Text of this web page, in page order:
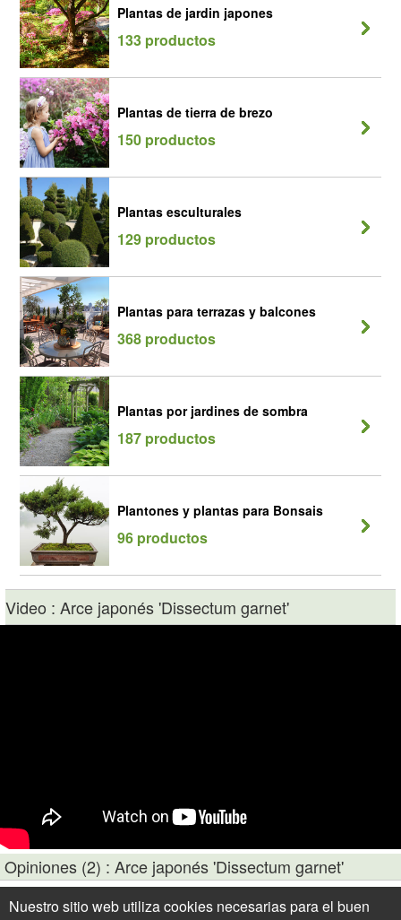
Plantas de jardin japones
133 productos
Plantas de tierra de brezo
150 productos
Plantas esculturales
129 productos
Plantas para terrazas y balcones
368 productos
Plantas por jardines de sombra
187 productos
Plantones y plantas para Bonsais
96 productos
Video : Arce japonés 'Dissectum garnet'
Opiniones (2) : Arce japonés 'Dissectum garnet'
27/03/2009 Recibi mi pedido en perfecto estado como siempre, un
Nuestro sitio web utiliza cookies necesarias para el buen